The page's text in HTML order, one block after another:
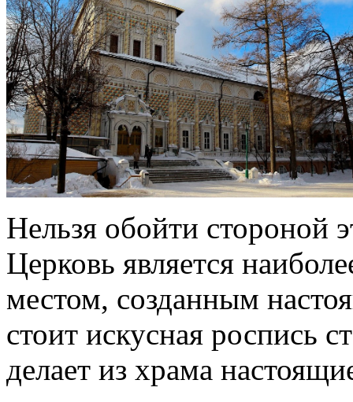
Нельзя обойти стороной
Церковь является
местом, созданным
стоит искусная роспись
делает из храма